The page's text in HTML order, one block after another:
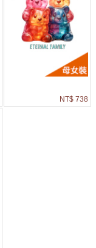
NT$ 738